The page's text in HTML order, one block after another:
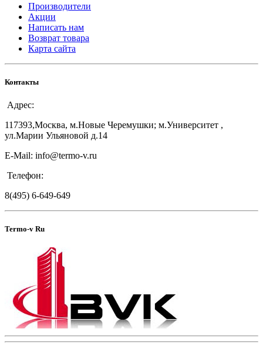
Производители
Акции
Написать нам
Возврат товара
Карта сайта
Контакты
Адрес:
117393,Москва, м.Новые Черемушки; м.Университет ,
ул.Марии Ульяновой д.14
E-Mail: info@termo-v.ru
Телефон:
8(495) 6-649-649
Termo-v Ru